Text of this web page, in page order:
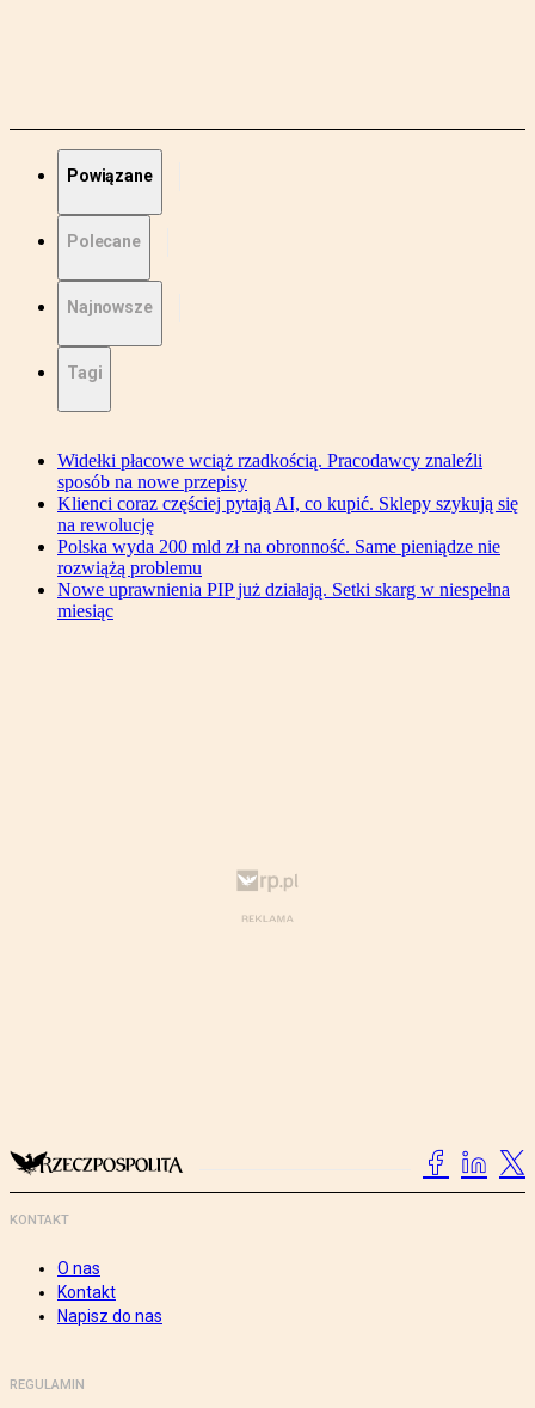
Powiązane
Polecane
Najnowsze
Tagi
Widełki płacowe wciąż rzadkością. Pracodawcy znaleźli
sposób na nowe przepisy
Klienci coraz częściej pytają AI, co kupić. Sklepy szykują się
na rewolucję
Polska wyda 200 mld zł na obronność. Same pieniądze nie
rozwiążą problemu
Nowe uprawnienia PIP już działają. Setki skarg w niespełna
miesiąc
KONTAKT
O nas
Kontakt
Napisz do nas
REGULAMIN